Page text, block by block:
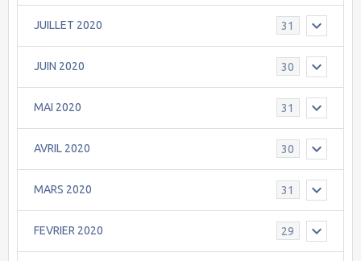
JUILLET 2020 31
JUIN 2020 30
MAI 2020 31
AVRIL 2020 30
MARS 2020 31
FEVRIER 2020 29